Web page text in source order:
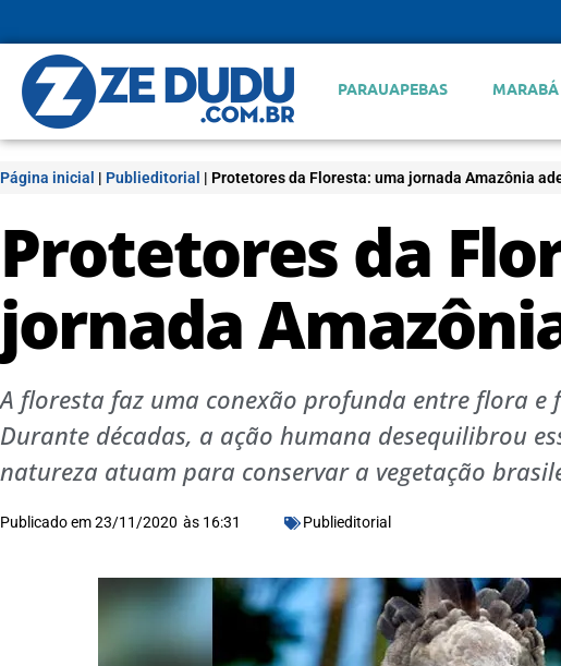
PARAUAPEBAS MARABÁ
Página inicial | Publieditorial | Protetores da Floresta: uma jornada Amazônia
Protetores da
jornada
A floresta faz uma conexão profunda entre flora
Durante décadas, a ação humana desequilibrou
natureza atuam para conservar a vegetação
Publicado em23/11/2020 às 16:31 Publieditorial